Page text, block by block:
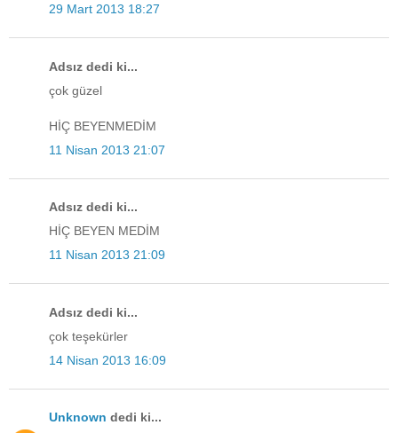
29 Mart 2013 18:27
Adsız dedi ki...
çok güzel
HİÇ BEYENMEDİM
11 Nisan 2013 21:07
Adsız dedi ki...
HİÇ BEYEN MEDİM
11 Nisan 2013 21:09
Adsız dedi ki...
çok teşekürler
14 Nisan 2013 16:09
Unknown dedi ki...